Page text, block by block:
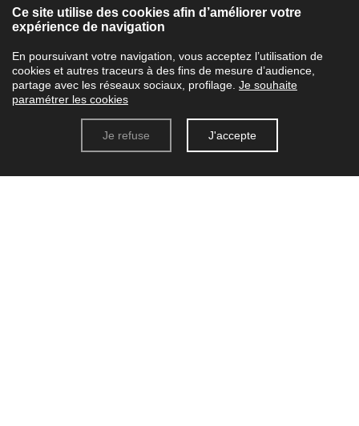
3,95 €
Ajouter au panier
Ce site utilise des cookies afin d’améliorer votre
expérience de navigation
En poursuivant votre navigation, vous acceptez l’utilisation de
cookies et autres traceurs à des fins de mesure d’audience,
partage avec les réseaux sociaux, profilage. Je souhaite
paramétrer les cookies
Je refuse J'accepte